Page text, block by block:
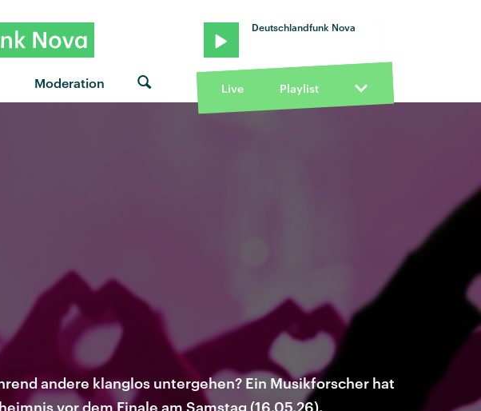
Moderation
Deutschlandfunk Nova
Live Playlist
andere klanglos untergehen? Ein Musikforscher hat
vor dem Finale am Samstag (16.05.26).